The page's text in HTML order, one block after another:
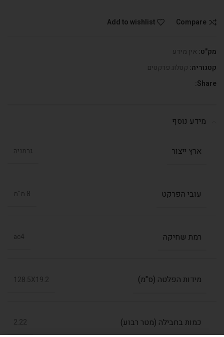
Compare
Add to wishlist
מק"ט: אין מידע
קטגוריה: קטלוג פרקטים
Share:
מידע נוסף
ארץ ייצור גרמניה
עובי הפרקט 8 מ"מ
רמת שחיקה ac4
מידות הפלטה (ס"מ) 128.5X19.2
כמות בחבילה (מטר רבוע) 2.22